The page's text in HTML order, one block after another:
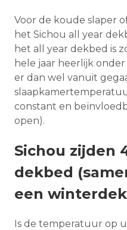
Voor de koude slaper
het Sichou all year
het all year dekbed is
hele jaar heerlijk
er dan wel vanuit
constant en
open).
Sichou zijden
dekbed
een
Is de temperatuur op